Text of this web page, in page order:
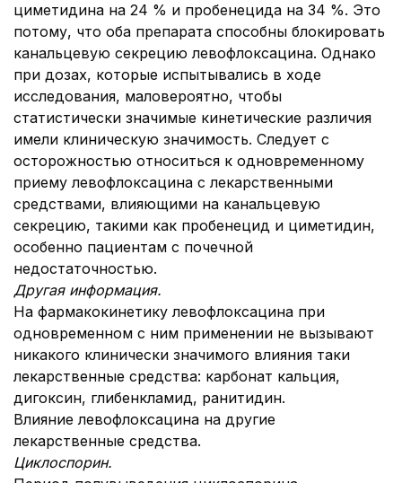
циметидина на 24 % и пробенецида на 34 %. Это
потому, что оба препарата способны блокировать
канальцевую секрецию левофлоксацина. Однако
при дозах, которые испытывались в ходе
исследования, маловероятно, чтобы
статистически значимые кинетические различия
имели клиническую значимость. Следует с
осторожностью относиться к одновременному
приему левофлоксацина с лекарственными
средствами, влияющими на канальцевую
секрецию, такими как пробенецид и циметидин,
особенно пациентам с почечной
недостаточностью.
Другая информация.
На фармакокинетику левофлоксацина при
одновременном с ним применении не вызывают
никакого клинически значимого влияния таки
лекарственные средства: карбонат кальция,
дигоксин, глибенкламид, ранитидин.
Влияние левофлоксацина на другие
лекарственные средства.
Циклоспорин.